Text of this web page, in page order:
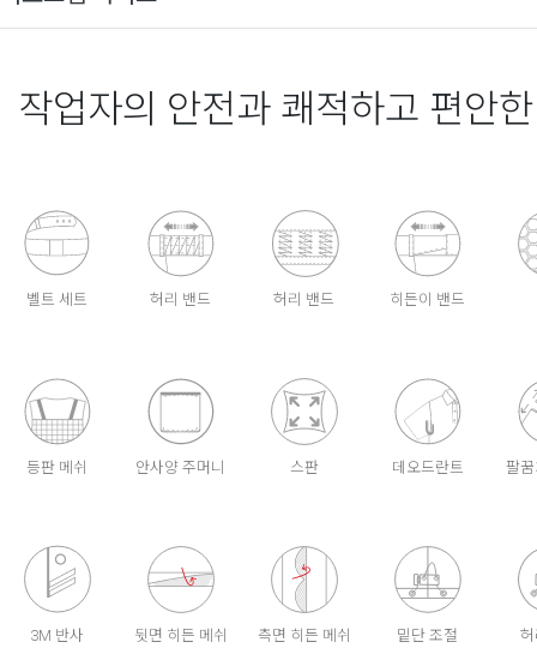
작업자의 안전과 쾌적하고 편안
벨트 세트 허리 밴드 허리 밴드 히든이 밴드
등판 메쉬 안사양 주머니 스판 데오드란트 팔
3M 반사 뒷면 히든 메쉬 측면 히든 메쉬 밑단 조절